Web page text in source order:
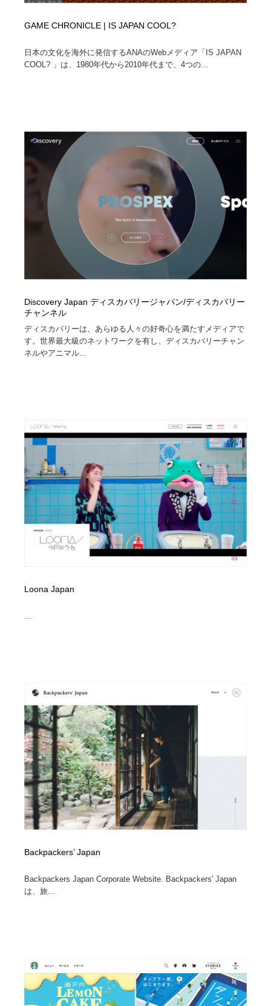
GAME CHRONICLE | IS JAPAN COOL?
日本の文化を海外に発信するANAのWebメディア「IS JAPAN
COOL? 」は、1980年代から2010年代まで、4つの...
Discovery Japan ディスカバリージャパン/ディスカバリー
チャンネル
ディスカバリーは、あらゆる人々の好奇心を満たすメディアで
す。世界最大級のネットワークを有し、ディスカバリーチャン
ネルやアニマル...
Loona Japan
Backpackers’ Japan
Backpackers Japan Corporate Website. Backpackers' Japan
は、旅...